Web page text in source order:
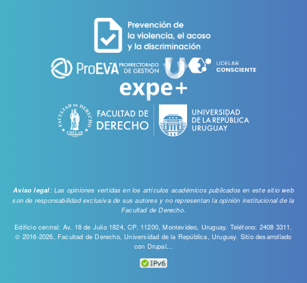
Aviso legal: Las opiniones vertidas en los artículos académicos publicados en este sitio web
son de responsabilidad exclusiva de sus autores y no representan la opinión institucional de la
Facultad de Derecho.
Edificio central: Av. 18 de Julio 1824, CP. 11200, Montevideo, Uruguay. Teléfono: 2408 3311.
© 2016-2026, Facultad de Derecho, Universidad de la República, Uruguay. Sitio desarrollado
con Drupal...